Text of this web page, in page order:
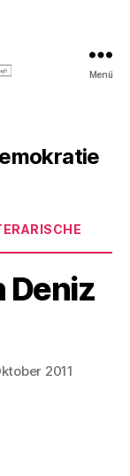
Menü
Deniz
2011